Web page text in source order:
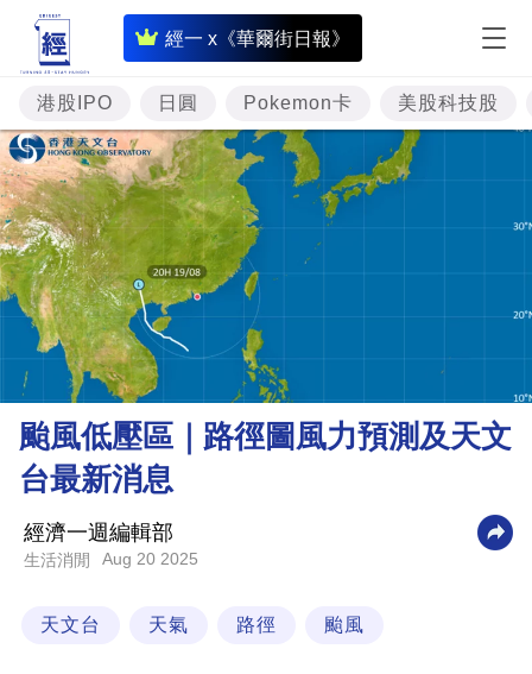
經一 x《華爾街日報》
即
時
財
經
專
題
投
資
樓
市
理
財
商
業
科
港股IPO 日圓 Pokemon卡 美股科技股
颱風低壓區｜路徑圖風力預測及天文
台最新消息
經濟一週編輯部
生活消閒 Aug 20 2025
天文台 天氣 路徑 颱風